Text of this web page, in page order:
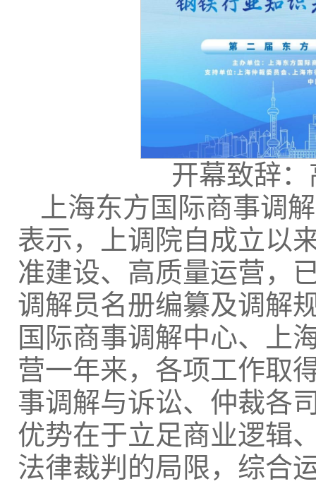
开幕致辞
上海东方国际商事调
表示，上调院自成立以
准建设、高质量运营，
调解员名册编纂及调解
国际商事调解中心、上
营一年来，各项工作取
事调解与诉讼、仲裁各
优势在于立足商业逻辑
法律裁判的局限，综合